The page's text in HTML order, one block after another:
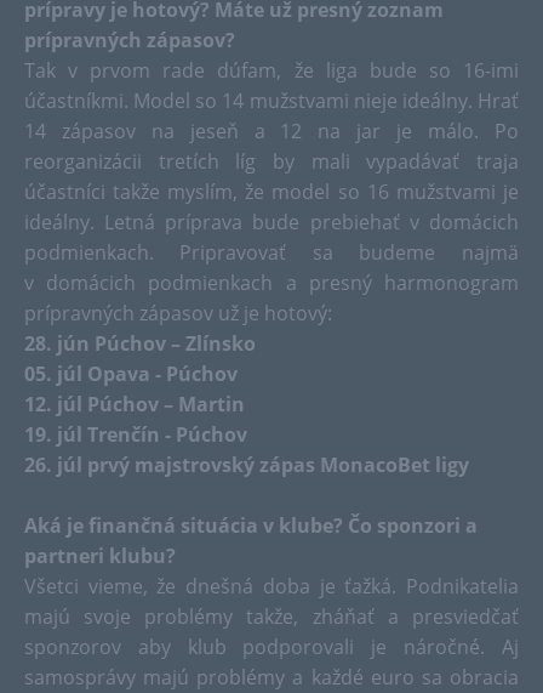
prípravy je hotový? Máte už presný zoznam
prípravných zápasov?
Tak v prvom rade dúfam, že liga bude so 16-imi
účastníkmi. Model so 14 mužstvami nieje ideálny. Hrať
14 zápasov na jeseň a 12 na jar je málo. Po
reorganizácii tretích líg by mali vypadávať traja
účastníci takže myslím, že model so 16 mužstvami je
ideálny. Letná príprava bude prebiehať v domácich
podmienkach. Pripravovať sa budeme najmä
v domácich podmienkach a presný harmonogram
prípravných zápasov už je hotový:
28. jún Púchov – Zlínsko
05. júl Opava - Púchov
12. júl Púchov – Martin
19. júl Trenčín - Púchov
26. júl prvý majstrovský zápas MonacoBet ligy
Aká je finančná situácia v klube? Čo sponzori a
partneri klubu?
Všetci vieme, že dnešná doba je ťažká. Podnikatelia
majú svoje problémy takže, zháňať a presviedčať
sponzorov aby klub podporovali je náročné. Aj
samosprávy majú problémy a každé euro sa obracia